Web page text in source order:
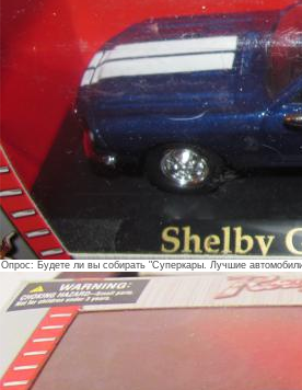
Опрос: Будете ли вы собирать "Суперкары. Лучшие